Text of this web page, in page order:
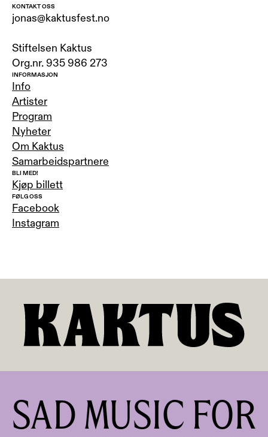
KONTAKT OSS
jonas@kaktusfest.no
Stiftelsen Kaktus
Org.nr. 935 986 273
INFORMASJON
Info
Artister
Program
Nyheter
Om Kaktus
Samarbeidspartnere
BLI MED!
Kjøp billett
FØLG OSS
Facebook
Instagram
SAD MUSIC FOR